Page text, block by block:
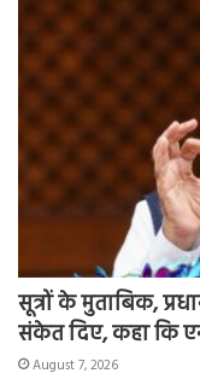
सूत्रों के मुताबिक,
संकेत दिए, कहा कि
August 7, 2026